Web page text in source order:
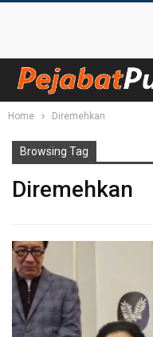
Home Diremehkan
Browsing Tag
Diremehkan